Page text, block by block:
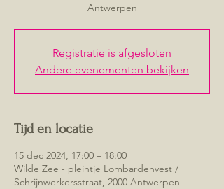
Antwerpen
Registratie is afgesloten
Andere evenementen bekijken
Tijd en locatie
15 dec 2024, 17:00 – 18:00
Wilde Zee - pleintje Lombardenvest /
Schrijnwerkersstraat, 2000 Antwerpen